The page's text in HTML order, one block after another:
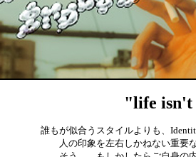
"life isn't
誰もが似合うスタイルよりも、
人の印象を左右しかねない重要